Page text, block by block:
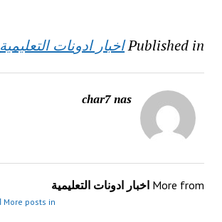
Published inاخبار ادونات التعليمية
char7 nas
More from اخبار ادونات التعليمية
More posts in اخبار ادونات التعليمية »